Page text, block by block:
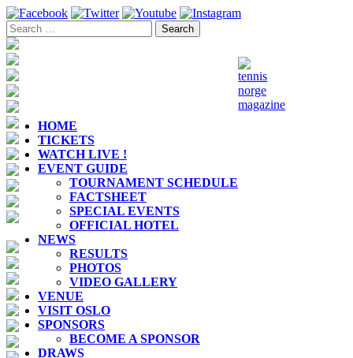
Toggle
navigationHOME
TICKETS
WATCH LIVE !
EVENT GUIDE
TOURNAMENT SCHEDULE
FACTSHEET
SPECIAL EVENTS
OFFICIAL HOTEL
NEWS
RESULTS
PHOTOS
VIDEO GALLERY
VENUE
VISIT OSLO
SPONSORS
BECOME A SPONSOR
DRAWS